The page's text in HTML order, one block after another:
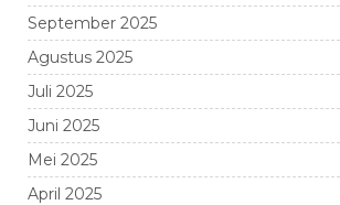
September 2025
Agustus 2025
Juli 2025
Juni 2025
Mei 2025
April 2025